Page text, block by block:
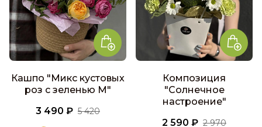
Кашпо "Микс кустовых
роз с зеленью М"
3 490 ₽ 5 420
Композиция
"Солнечное
настроение"
2 590 ₽ 2 970